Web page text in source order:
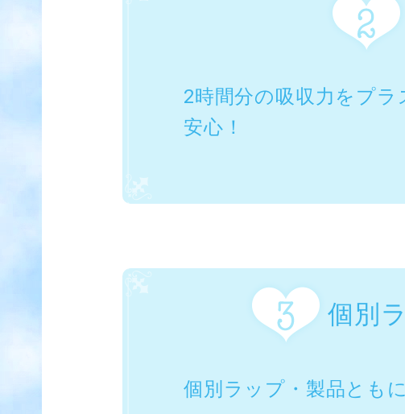
2時間分の吸収力をプ
安心！
個別
個別ラップ・製品とも